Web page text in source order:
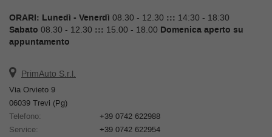
ORARI: Lunedì - Venerdì 08.30 - 12.30 ::: 14:30 - 18:30
Sabato 08.30 - 12.30 ::: 15.00 - 18.00 Domenica aperto su
appuntamento
PrimAuto S.r.l.
Via Orvieto 9
06039 Trevi (Pg)
Telefono:
+39 0742 622988
Service:
+39 0742 622954